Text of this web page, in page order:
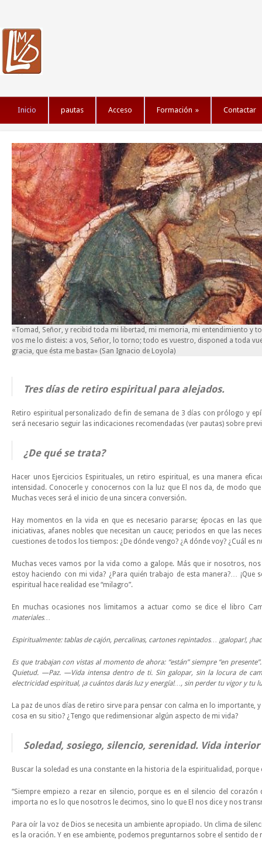
Inicio pautas Acceso Formación » Contactar
«Tomad, Señor, y recibid toda mi libertad, mi memoria, mi entendimiento y
vos me lo disteis: a vos, Señor, lo torno; todo es vuestro, disponed a toda
gracia, que ésta me basta» (San Ignacio de Loyola)
Tres días de retiro espiritual para alejados.
Retiro espiritual personalizado de fin de semana de 3 días con prólogo y
será necesario seguir las indicaciones recomendadas (ver pautas) sobre
¿De qué se trata?
Hacer unos Ejercicios Espirituales, un retiro espiritual, es una manera
intensidad. Conocerle y conocernos con la luz que El nos da, de modo
Muchas veces será el inicio de una sincera conversión.
Hay momentos en la vida en que es necesario pararse; épocas en las
iniciativas, afanes nobles que necesitan un cauce; periodos en que las
cuestiones de todos los tiempos: ¿De dónde vengo? ¿A dónde voy? ¿Cuál
Muchas veces vamos por la vida como a galope. Más que ir nosotros,
estoy haciendo con mi vida? ¿Para quién trabajo de esta manera?… ¡Que
espiritual hace realidad ese “milagro”.
En muchas ocasiones nos limitamos a actuar como se dice el libro
materiales…
Espiritualmente: tablas de cajón, percalinas, cartones repintados… ¡galopar!,
Es que trabajan con vistas al momento de ahora: “están” siempre “en
Quietud. —Paz. —Vida intensa dentro de ti. Sin galopar, sin la locura de
electricidad espiritual, ¡a cuántos darás luz y energía!…, sin perder tu vigor y tu
La paz de unos días de retiro sirve para pensar con calma en lo
cosa en su sitio? ¿Tengo que redimensionar algún aspecto de mi vida?
Soledad, sosiego, silencio, serenidad. Vida interior
Buscar la soledad es una constante en la historia de la espiritualidad,
“Siempre empiezo a rezar en silencio, porque es en el silencio del
importa no es lo que nosotros le decimos, sino lo que El nos dice y nos
Para oír la voz de Dios se necesita un ambiente apropiado. Un clima de
es la oración. Y en ese ambiente, podemos preguntarnos sobre el sentido